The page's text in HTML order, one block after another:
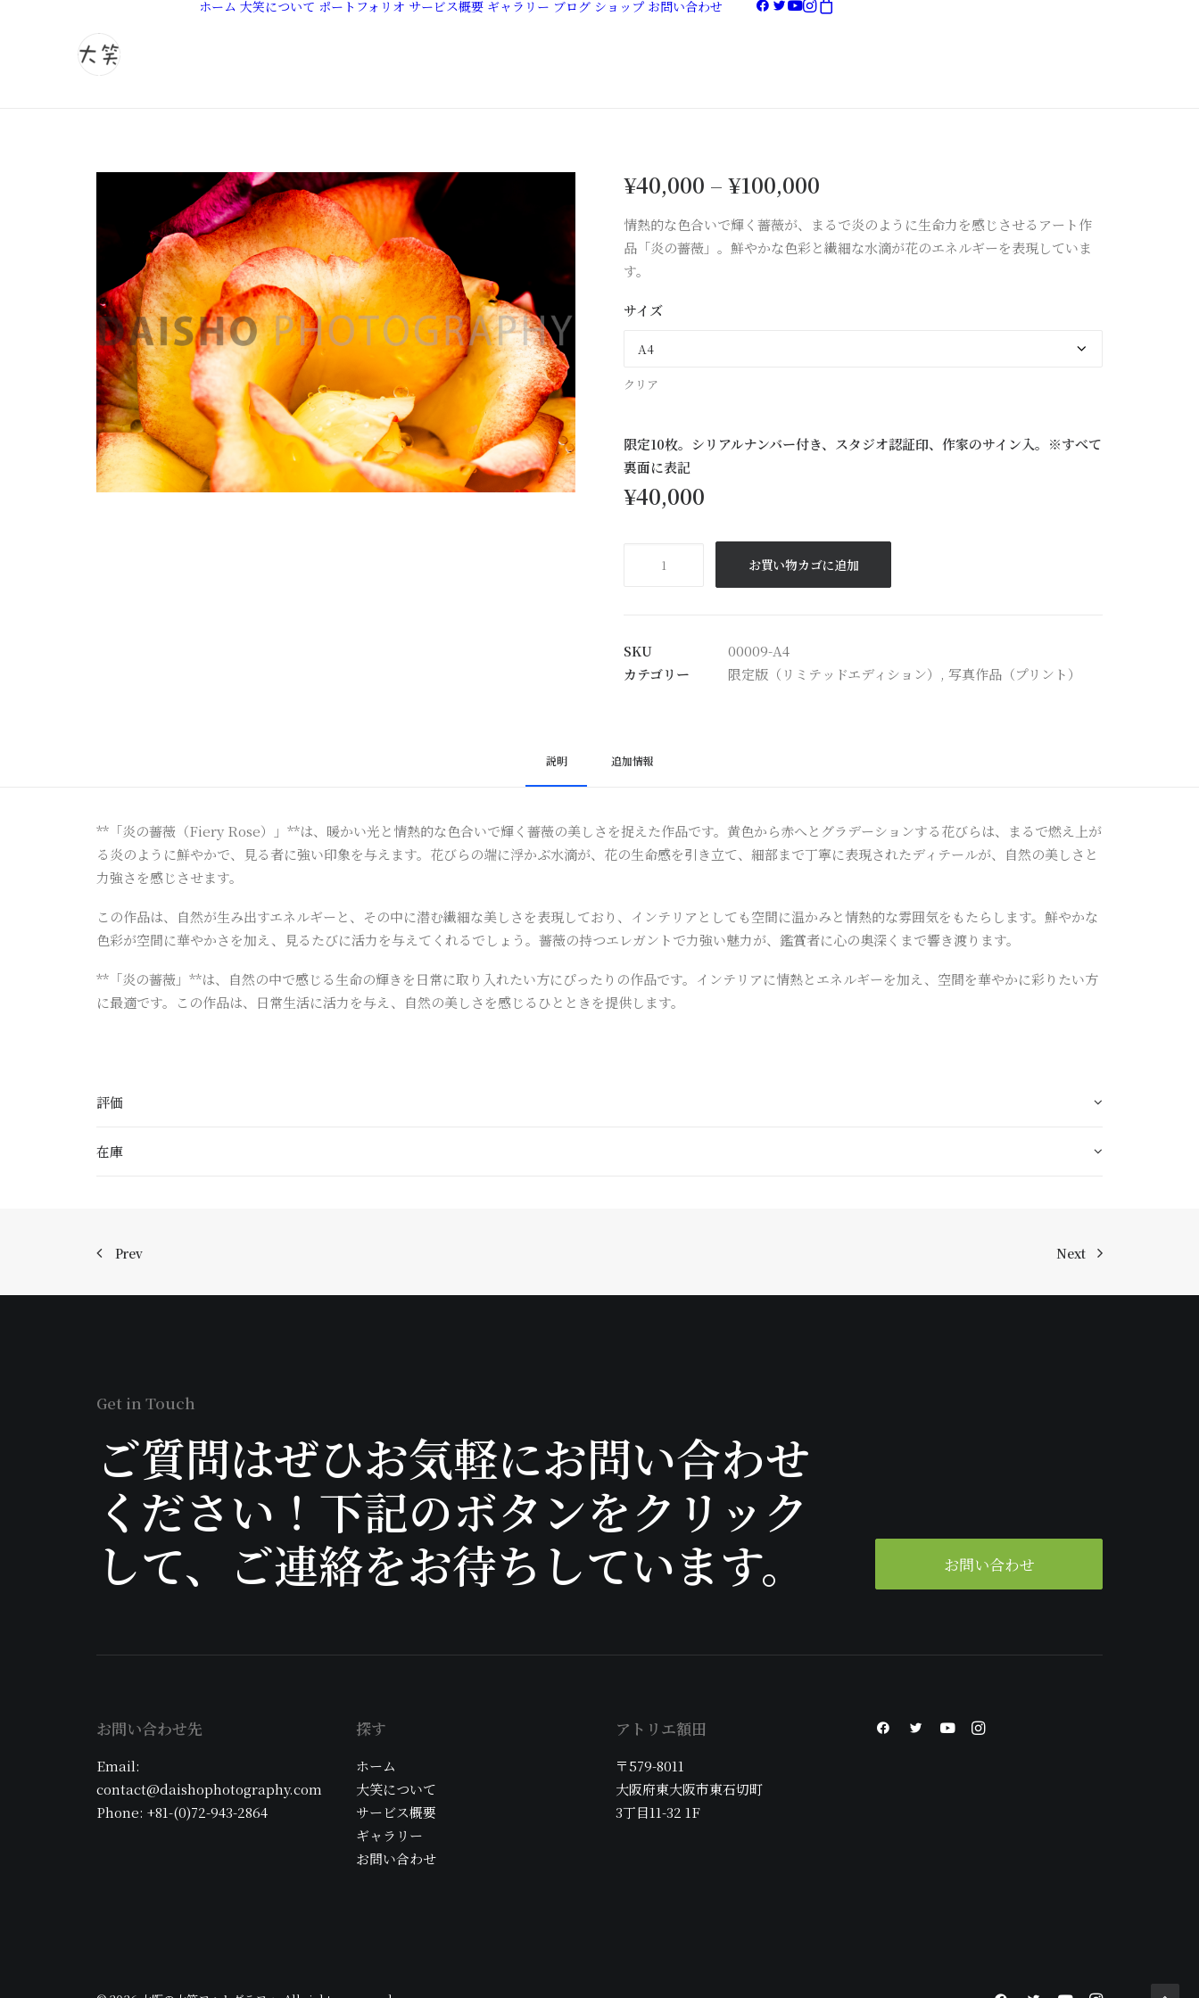
ホーム 大笑について ポートフォリオ サービス概要 ギャラリー ブログ ショップ お問い合わせ
¥40,000 – ¥100,000
帯:
¥40,000
情熱的な色合いで輝く薔薇が、まるで炎のように生命力を感じさせるアート作
品「炎の薔薇」。鮮やかな色彩と繊細な水滴が花のエネルギーを表現していま
す。
サイズ
クリア
限定10枚。シリアルナンバー付き、スタジオ認証印、作家のサイン入。※すべて
裏面に表記
¥40,000
（Fiery
Rose）
お買い物カゴに追加
SKU
00009-A4
カテゴリー
限定版（リミテッドエディション） , 写真作品（プリント）
説明 追加情報
**「炎の薔薇（Fiery Rose）」**は、暖かい光と情熱的な色合いで輝く薔薇の美しさを捉えた作品です。黄色から赤へとグラデーションする花びらは、まるで燃え上が
る炎のように鮮やかで、見る者に強い印象を与えます。花びらの端に浮かぶ水滴が、花の生命感を引き立て、細部まで丁寧に表現されたディテールが、自然の美しさと
力強さを感じさせます。
この作品は、自然が生み出すエネルギーと、その中に潜む繊細な美しさを表現しており、インテリアとしても空間に温かみと情熱的な雰囲気をもたらします。鮮やかな
色彩が空間に華やかさを加え、見るたびに活力を与えてくれるでしょう。薔薇の持つエレガントで力強い魅力が、鑑賞者に心の奥深くまで響き渡ります。
**「炎の薔薇」**は、自然の中で感じる生命の輝きを日常に取り入れたい方にぴったりの作品です。インテリアに情熱とエネルギーを加え、空間を華やかに彩りたい方
に最適です。この作品は、日常生活に活力を与え、自然の美しさを感じるひとときを提供します。
評価
在庫
Prev Next
Get in Touch
ご質問はぜひお気軽にお問い合わせ
ください！下記のボタンをクリック
して、ご連絡をお待ちしています。
お問い合わせ
お問い合わせ先
Email:
contact@daishophotography.com
Phone: +81-(0)72-943-2864
探す
ホーム
大笑について
サービス概要
ギャラリー
お問い合わせ
アトリエ額田
〒579-8011
大阪府東大阪市東石切町
3丁目11-32 1F